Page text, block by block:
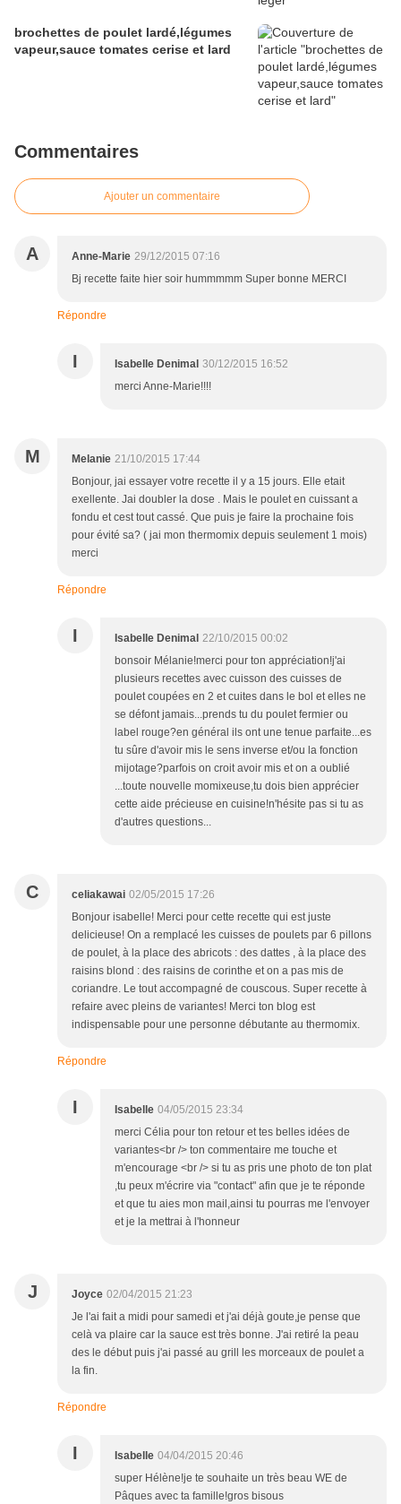
brochettes de poulet lardé,légumes
vapeur,sauce tomates cerise et lard
Commentaires
Ajouter un commentaire
A Anne-Marie 29/12/2015 07:16
Bj recette faite hier soir hummmmm Super bonne MERCI
Répondre
I Isabelle Denimal 30/12/2015 16:52
merci Anne-Marie!!!!
M Melanie 21/10/2015 17:44
Bonjour, jai essayer votre recette il y a 15 jours. Elle etait
exellente. Jai doubler la dose . Mais le poulet en cuissant a
fondu et cest tout cassé. Que puis je faire la prochaine fois
pour évité sa? ( jai mon thermomix depuis seulement 1 mois)
merci
Répondre
I Isabelle Denimal 22/10/2015 00:02
bonsoir Mélanie!merci pour ton appréciation!j'ai
plusieurs recettes avec cuisson des cuisses de
poulet coupées en 2 et cuites dans le bol et elles ne
se défont jamais...prends tu du poulet fermier ou
label rouge?en général ils ont une tenue parfaite...es
tu sûre d'avoir mis le sens inverse et/ou la fonction
mijotage?parfois on croit avoir mis et on a oublié
...toute nouvelle momixeuse,tu dois bien apprécier
cette aide précieuse en cuisine!n'hésite pas si tu as
d'autres questions...
C celiakawai 02/05/2015 17:26
Bonjour isabelle! Merci pour cette recette qui est juste
delicieuse! On a remplacé les cuisses de poulets par 6 pillons
de poulet, à la place des abricots : des dattes , à la place des
raisins blond : des raisins de corinthe et on a pas mis de
coriandre. Le tout accompagné de couscous. Super recette à
refaire avec pleins de variantes! Merci ton blog est
indispensable pour une personne débutante au thermomix.
Répondre
I Isabelle 04/05/2015 23:34
merci Célia pour ton retour et tes belles idées de
variantes<br /> ton commentaire me touche et
m'encourage <br /> si tu as pris une photo de ton plat
,tu peux m'écrire via "contact" afin que je te réponde
et que tu aies mon mail,ainsi tu pourras me l'envoyer
et je la mettrai à l'honneur
J Joyce 02/04/2015 21:23
Je l'ai fait a midi pour samedi et j'ai déjà goute,je pense que
celà va plaire car la sauce est très bonne. J'ai retiré la peau
des le début puis j'ai passé au grill les morceaux de poulet a
la fin.
Répondre
I Isabelle 04/04/2015 20:46
super Hélène!je te souhaite un très beau WE de
Pâques avec ta famille!gros bisous